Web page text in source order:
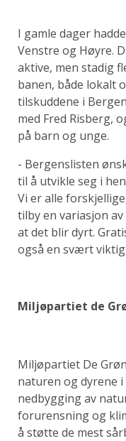
I gamle dager
Venstre og Høyre.
aktive, men stadig
banen, både lokalt
tilskuddene i
med Fred Risberg,
på barn og unge.
- Bergenslisten
til å utvikle seg i
Vi er alle
tilby en variasjon
at det blir dyrt.
også en svært
Miljøpartiet de
Miljøpartiet De
naturen og dyrene
nedbygging av
forurensning og
å støtte de mest